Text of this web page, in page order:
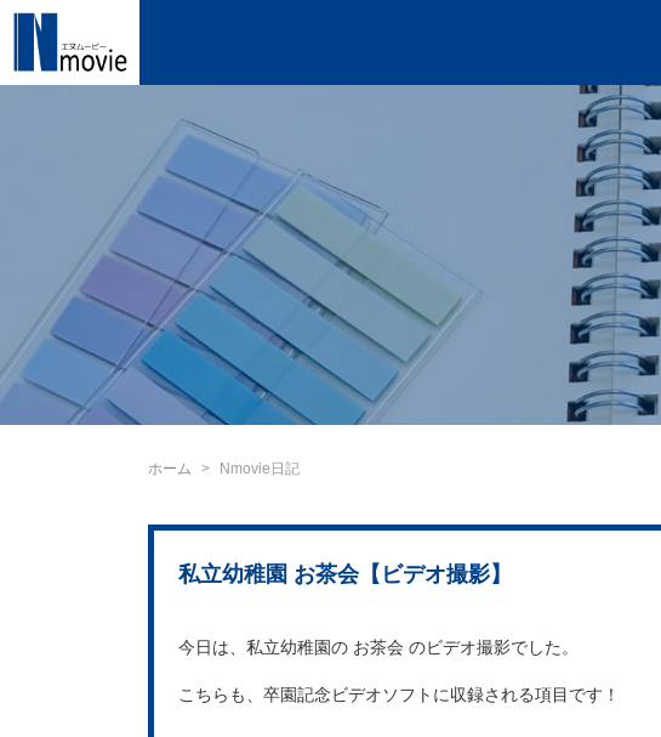
ホーム Nmovie日記
私立幼稚園 お茶会【ビデオ撮影】
今日は、私立幼稚園の お茶会 のビデオ撮影でした。
こちらも、卒園記念ビデオソフトに収録される項目です！